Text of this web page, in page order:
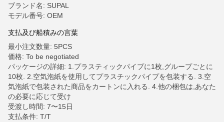
ブランド名: SUPAL
モデル番号: OEM
支払及び船積みの言葉
最小注文数量: 5PCS
価格: To be negotiated
パッケージの詳細: 1.プラスティックパイプに1枚,グループごとに
10枚. 2.空気泡紙を使用してプラスチックパイプを包装する. 3.空
気泡紙で包装された商品をカートンに入れる. 4.他の梱包は,あなた
の必要に応じて受け
受渡し時間: 7〜15日
支払条件: T/T